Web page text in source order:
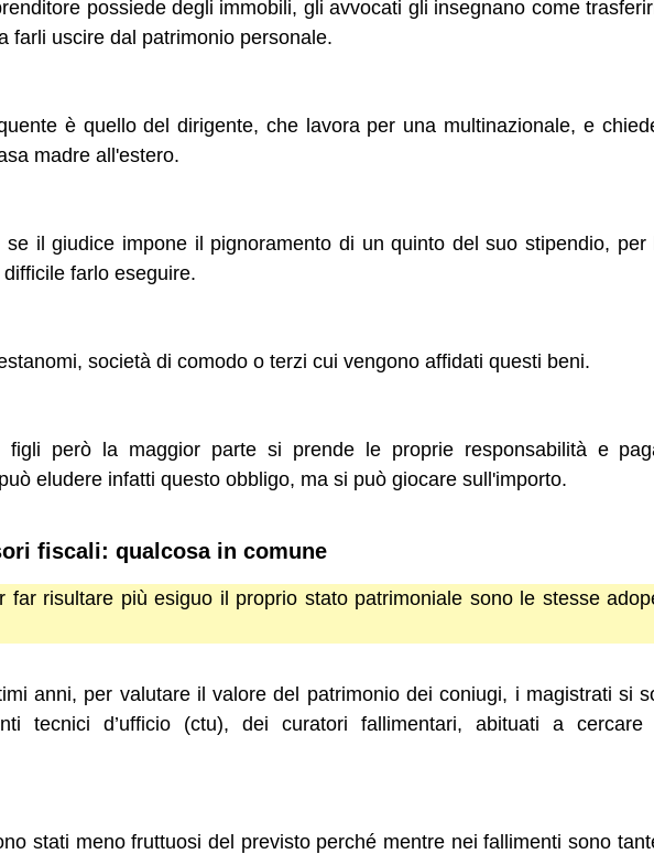
possiede degli immobili, gli avvocati gli insegnano come
farli uscire dal patrimonio personale.
è quello del dirigente, che lavora per una multinazionale, e
madre all'estero.
il giudice impone il pignoramento di un quinto del suo stipendio, per
farlo eseguire.
società di comodo o terzi cui vengono affidati questi beni.
figli però la maggior parte si prende le proprie responsabilità e
eludere infatti questo obbligo, ma si può giocare sull'importo.
fiscali: qualcosa in comune
far risultare più esiguo il proprio stato patrimoniale sono le stesse
anni, per valutare il valore del patrimonio dei coniugi, i magistrati si
tecnici d’ufficio (ctu), dei curatori fallimentari, abituati a cercare
stati meno fruttuosi del previsto perché mentre nei fallimenti sono